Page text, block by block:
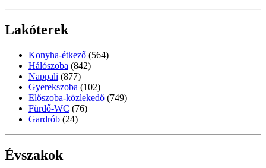
Lakóterek
Konyha-étkező (564)
Hálószoba (842)
Nappali (877)
Gyerekszoba (102)
Előszoba-közlekedő (749)
Fürdő-WC (76)
Gardrób (24)
Évszakok